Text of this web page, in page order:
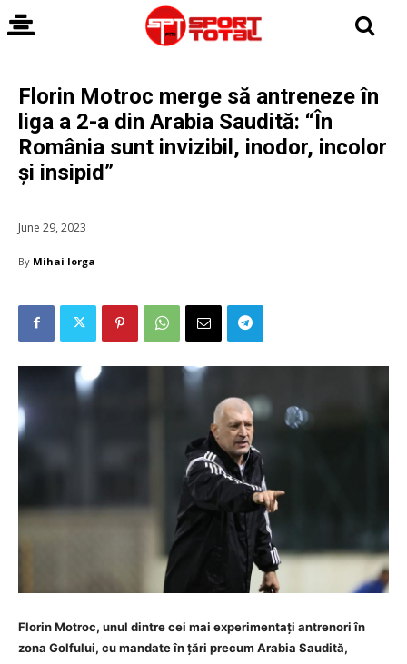
Florin Motroc merge să antreneze în
liga a 2-a din Arabia Saudită: “În
România sunt invizibil, inodor, incolor
și insipid”
June 29, 2023
By Mihai Iorga
Florin Motroc, unul dintre cei mai experimentați antrenori în
zona Golfului, cu mandate în țări precum Arabia Saudită,